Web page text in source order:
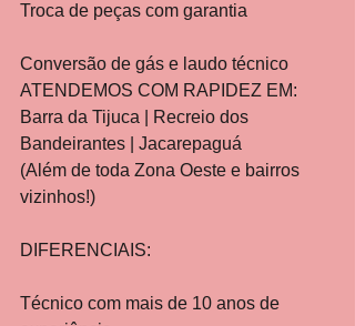
Troca de peças com garantia
Conversão de gás e laudo técnico
ATENDEMOS COM RAPIDEZ EM:
Barra da Tijuca | Recreio dos
Bandeirantes | Jacarepaguá
(Além de toda Zona Oeste e bairros
vizinhos!)
DIFERENCIAIS:
Técnico com mais de 10 anos de